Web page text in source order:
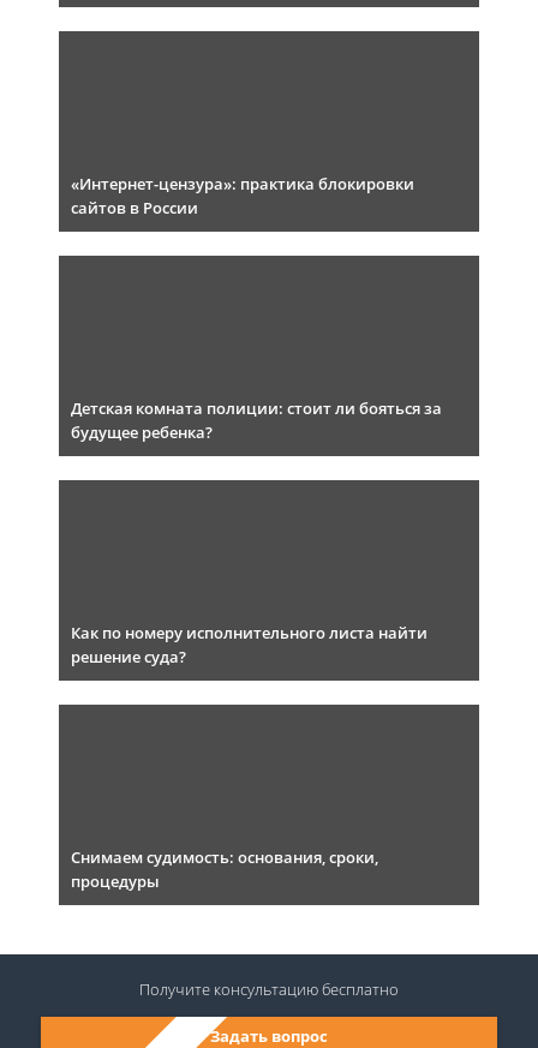
«Интернет-цензура»: практика блокировки
сайтов в России
Детская комната полиции: стоит ли бояться за
будущее ребенка?
Как по номеру исполнительного листа найти
решение суда?
Снимаем судимость: основания, сроки,
процедуры
Задать вопрос
Получите консультациюбесплатно